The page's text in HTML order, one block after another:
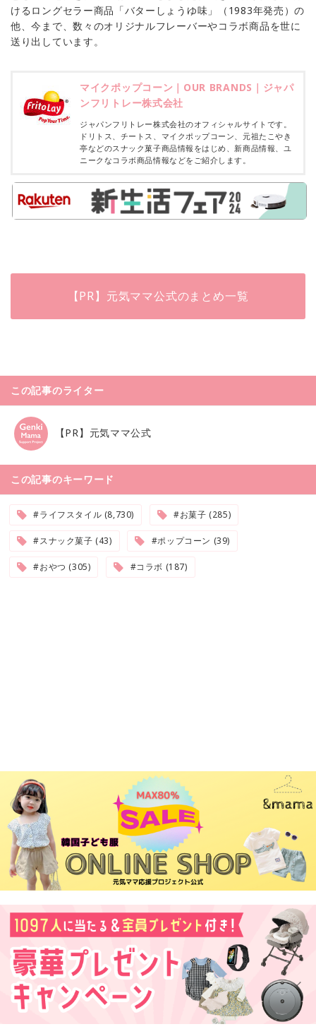
けるロングセラー商品「バターしょうゆ味」（1983年発売）の
他、今まで、数々のオリジナルフレーバーやコラボ商品を世に
送り出しています。
マイクポップコーン｜OUR BRANDS｜ジャパ
ンフリトレー株式会社
ジャパンフリトレー株式会社のオフィシャルサイトです。
ドリトス、チートス、マイクポップコーン、元祖たこやき
亭などのスナック菓子商品情報をはじめ、新商品情報、ユ
ニークなコラボ商品情報などをご紹介します。
【PR】元気ママ公式のまとめ一覧
この記事のライター
【PR】元気ママ公式
この記事のキーワード
#ライフスタイル (8,730) #お菓子 (285)
#スナック菓子 (43) #ポップコーン (39)
#おやつ (305) #コラボ (187)